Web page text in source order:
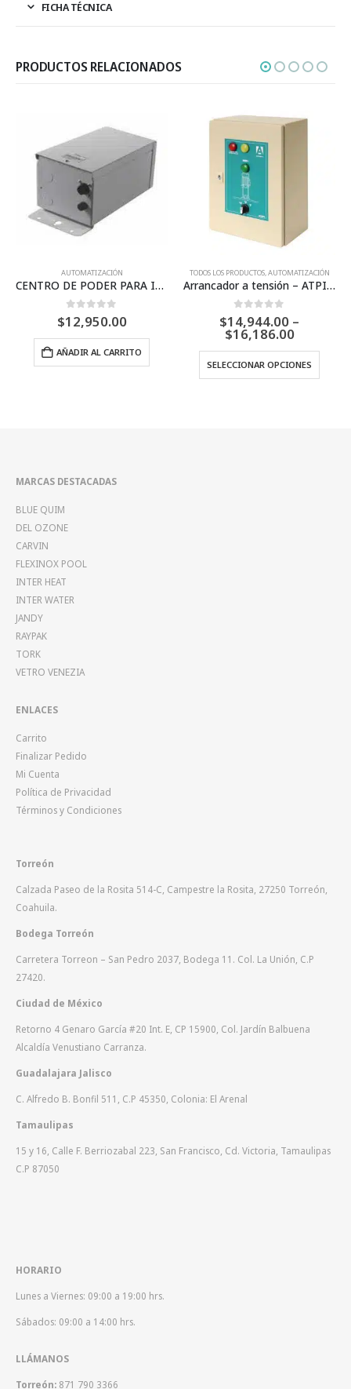
FICHA TÉCNICA
PRODUCTOS RELACIONADOS
AUTOMATIZACIÓN
CENTRO DE PODER PARA INTELLICHLOR – PENTAIR
0 Fuera de 5
$12,950.00
AÑADIR AL CARRITO
TODOS LOS PRODUCTOS,AUTOMATIZACIÓN
Arrancador a tensión – ATPIT/DST
0Fuera de 5
$14,944.00 –
$16,186.00Price
through
SELECCIONAR OPCIONES
Este producto tiene múltiples variantes. Las opciones se pueden
MARCAS DESTACADAS
BLUE QUIM
DEL OZONE
CARVIN
FLEXINOX POOL
INTER HEAT
INTER WATER
JANDY
RAYPAK
TORK
VETRO VENEZIA
ENLACES
Carrito
Finalizar Pedido
Mi Cuenta
Política de Privacidad
Términos y Condiciones
Torreón
Calzada Paseo de la Rosita 514-C, Campestre la Rosita, 27250 Torreón,
Coahuila.
Bodega Torreón
Carretera Torreon – San Pedro 2037, Bodega 11. Col. La Unión, C.P
27420.
Ciudad de México
Retorno 4 Genaro García #20 Int. E, CP 15900, Col. Jardín Balbuena
Alcaldía Venustiano Carranza.
Guadalajara Jalisco
C. Alfredo B. Bonfil 511, C.P 45350, Colonia: El Arenal
Tamaulipas
15 y 16, Calle F. Berriozabal 223, San Francisco, Cd. Victoria, Tamaulipas
C.P 87050
HORARIO
Lunes a Viernes: 09:00 a 19:00 hrs.
Sábados: 09:00 a 14:00 hrs.
LLÁMANOS
Torreón: 871 790 3366